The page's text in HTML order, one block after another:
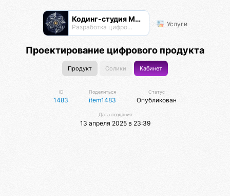
Кодинг-студия Магнатор
Разработка цифровых продуктов Услуги
Проектирование цифрового продукта
Продукт Солики Кабинет
ID
1483
Поделиться
item1483
Статус
Опубликован
Дата создания
13 апреля 2025 в 23:39